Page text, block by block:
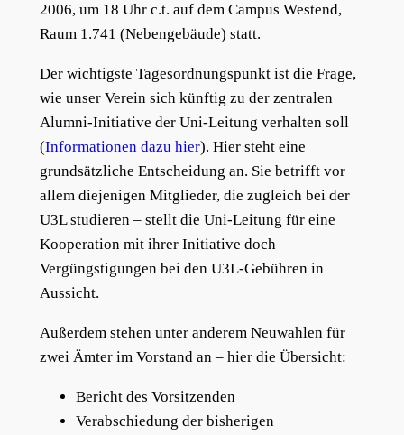
2006, um 18 Uhr c.t. auf dem Campus Westend,
Raum 1.741 (Nebengebäude) statt.
Der wichtigste Tagesordnungspunkt ist die Frage,
wie unser Verein sich künftig zu der zentralen
Alumni-Initiative der Uni-Leitung verhalten soll
(Informationen dazu hier). Hier steht eine
grundsätzliche Entscheidung an. Sie betrifft vor
allem diejenigen Mitglieder, die zugleich bei der
U3L studieren – stellt die Uni-Leitung für eine
Kooperation mit ihrer Initiative doch
Vergüngstigungen bei den U3L-Gebühren in
Aussicht.
Außerdem stehen unter anderem Neuwahlen für
zwei Ämter im Vorstand an – hier die Übersicht:
Bericht des Vorsitzenden
Verabschiedung der bisherigen